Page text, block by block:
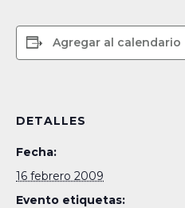
Agregar al calendario
DETALLES
Fecha:
16 febrero 2009
Evento etiquetas: